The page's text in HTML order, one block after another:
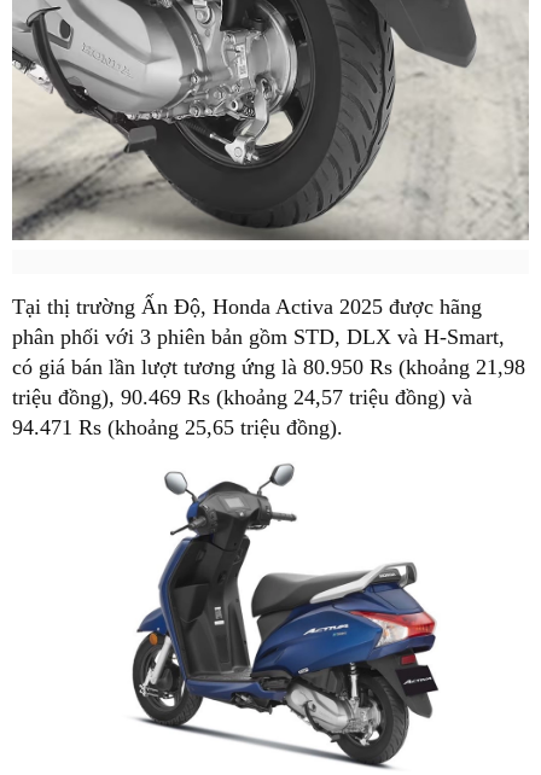
Tại thị trường Ấn Độ, Honda Activa 2025 được hãng
phân phối với 3 phiên bản gồm STD, DLX và H-Smart,
có giá bán lần lượt tương ứng là 80.950 Rs (khoảng 21,98
triệu đồng), 90.469 Rs (khoảng 24,57 triệu đồng) và
94.471 Rs (khoảng 25,65 triệu đồng).